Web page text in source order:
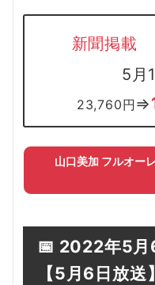
新聞掲載
5月
23,760円 ⇒
山口美加 フルオー
📅 2022年5月
【5 月6日放送】